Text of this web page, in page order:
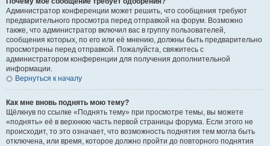
Администратор конференции может решить, что сообщения требуют
предварительного просмотра перед отправкой на форум. Возможно
также, что администратор включил вас в группу пользователей,
сообщения которых, по его или её мнению, должны быть предварительно
просмотрены перед отправкой. Пожалуйста, свяжитесь с
администратором конференции для получения дополнительной
информации.
Вернуться к началу
Как мне вновь поднять мою тему?
Щёлкнув по ссылке «Поднять тему» при просмотре темы, вы можете
«поднять» её в верхнюю часть первой страницы форума. Если этого не
происходит, то это означает, что возможность поднятия тем могла быть
отключена, или время, которое должно пройти до повторного поднятия